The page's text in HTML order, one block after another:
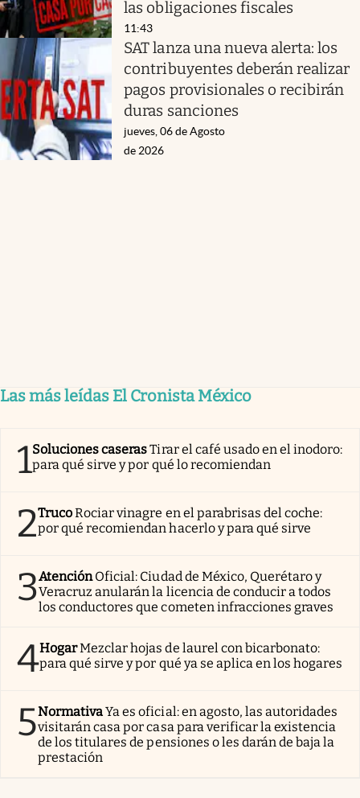
las obligaciones fiscales
11:43
SAT lanza una nueva alerta: los
contribuyentes deberán realizar
pagos provisionales o recibirán
duras sanciones
jueves, 06 de Agosto
de 2026
Las más leídas El Cronista México
1Soluciones caserasTirar el café usado en el inodoro:
para qué sirve y por qué lo recomiendan
2TrucoRociar vinagre en el parabrisas del coche:
por qué recomiendan hacerlo y para qué sirve
3AtenciónOficial: Ciudad de México, Querétaro y
Veracruz anularán la licencia de conducir a todos
los conductores que cometen infracciones graves
4HogarMezclar hojas de laurel con bicarbonato:
para qué sirve y por qué ya se aplica en los hogares
5NormativaYa es oficial: en agosto, las autoridades
visitarán casa por casa para verificar la existencia
de los titulares de pensiones o les darán de baja la
prestación